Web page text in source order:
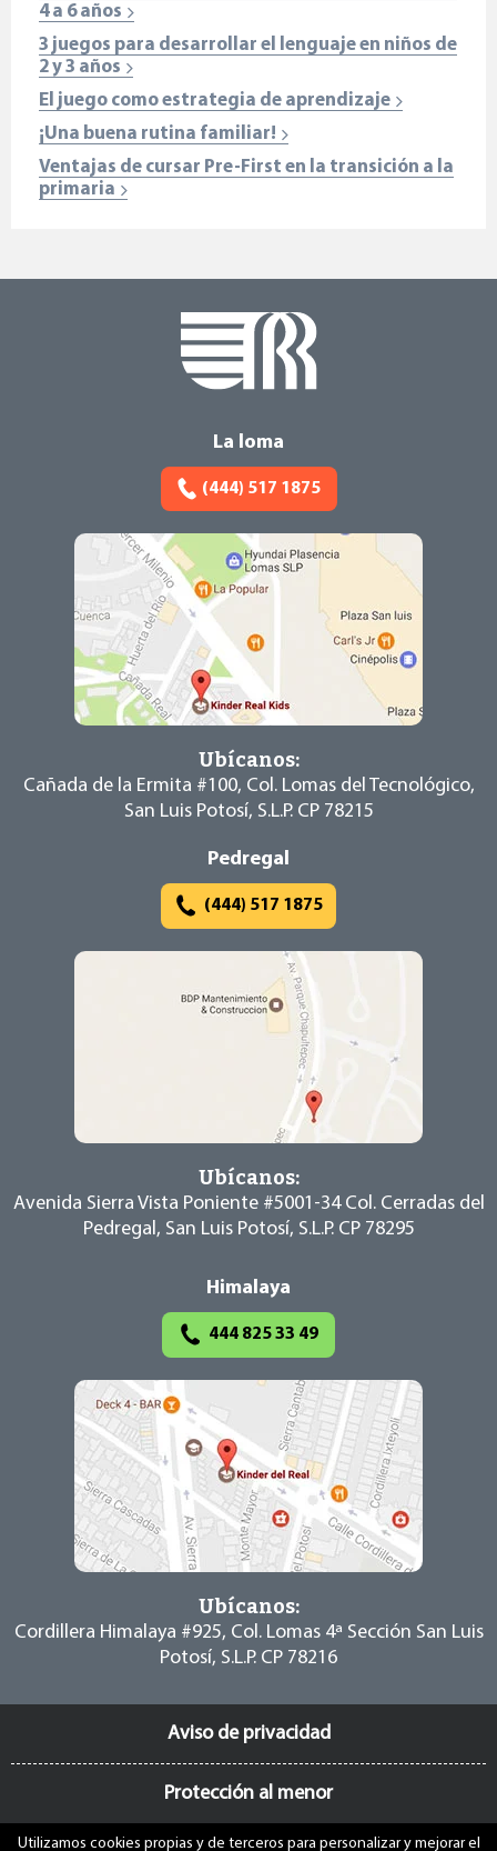
4 a 6 años
3 juegos para desarrollar el lenguaje en niños de
2 y 3 años
El juego como estrategia de aprendizaje
¡Una buena rutina familiar!
Ventajas de cursar Pre-First en la transición a la
primaria
La loma
(444) 517 1875
Ubícanos:
Cañada de la Ermita #100, Col. Lomas del Tecnológico,
San Luis Potosí, S.L.P. CP 78215
Pedregal
(444) 517 1875
Ubícanos:
Avenida Sierra Vista Poniente #5001-34 Col. Cerradas del
Pedregal, San Luis Potosí, S.L.P. CP 78295
Himalaya
444 825 33 49
Ubícanos:
Cordillera Himalaya #925, Col. Lomas 4ª Sección San Luis
Potosí, S.L.P. CP 78216
Aviso de privacidad
Protección al menor
Utilizamos cookies propias y de terceros para personalizar y mejorar el